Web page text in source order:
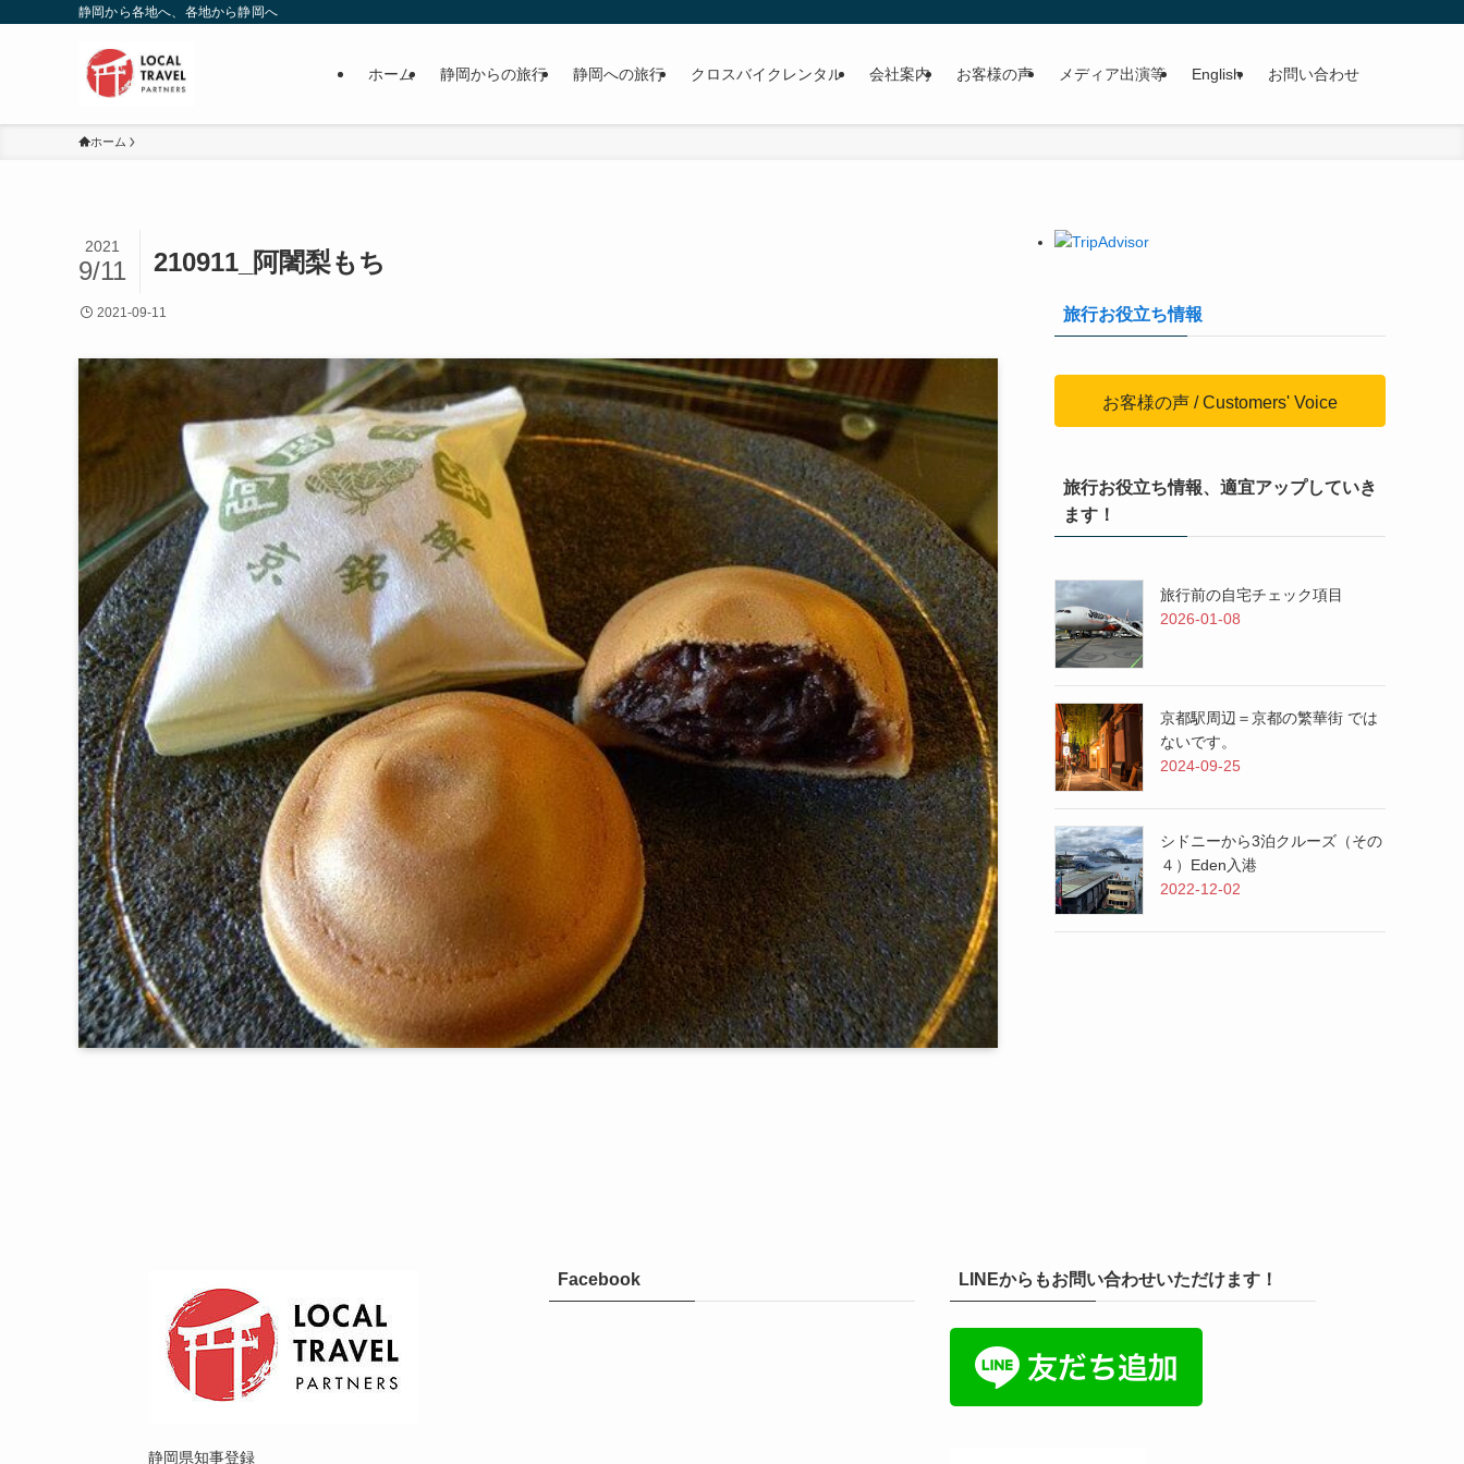
静岡から各地へ、各地から静岡へ
ホーム 静岡からの旅行 静岡への旅行 クロスバイクレンタル 会社案内 お客様の声 メディア出演等 English お問い合わせ
ホーム
210911_阿闍梨もち
2021
9/11
2021-09-11 旅行お役立ち情報
お客様の声 / Customers' Voice
旅行お役立ち情報、適宜アップしていき
ます！
旅行前の自宅チェック項目
2026-01-08
京都駅周辺＝京都の繁華街 では
ないです。
2024-09-25
シドニーから3泊クルーズ（その
４）Eden入港
2022-12-02
静岡県知事登録
Facebook LINEからもお問い合わせいただけます！